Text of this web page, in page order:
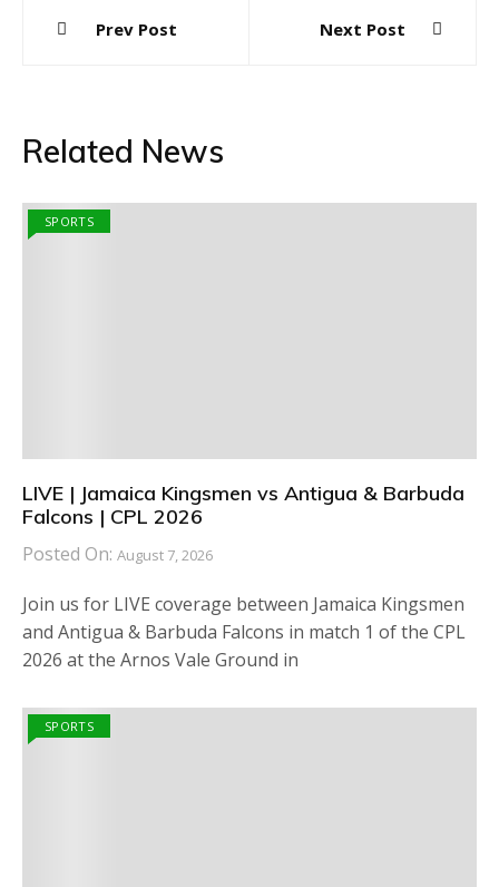
navigation
Prev Post Next Post
Related News
SPORTS
LIVE | Jamaica Kingsmen vs Antigua & Barbuda
Falcons | CPL 2026
Posted On: August 7, 2026
Join us for LIVE coverage between Jamaica Kingsmen
and Antigua & Barbuda Falcons in match 1 of the CPL
2026 at the Arnos Vale Ground in
SPORTS